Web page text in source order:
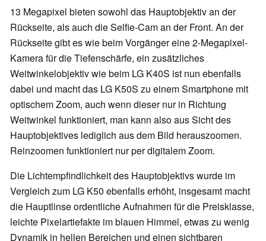
13 Megapixel bieten sowohl das Hauptobjektiv an der
Rückseite, als auch die Selfie-Cam an der Front. An der
Rückseite gibt es wie beim Vorgänger eine 2-Megapixel-
Kamera für die Tiefenschärfe, ein zusätzliches
Weitwinkelobjektiv wie beim LG K40S ist nun ebenfalls
dabei und macht das LG K50S zu einem Smartphone mit
optischem Zoom, auch wenn dieser nur in Richtung
Weitwinkel funktioniert, man kann also aus Sicht des
Hauptobjektives lediglich aus dem Bild herauszoomen.
Reinzoomen funktioniert nur per digitalem Zoom.
Die Lichtempfindlichkeit des Hauptobjektivs wurde im
Vergleich zum LG K50 ebenfalls erhöht, insgesamt macht
die Hauptlinse ordentliche Aufnahmen für die Preisklasse,
leichte Pixelartiefakte im blauen Himmel, etwas zu wenig
Dynamik in hellen Bereichen und einen sichtbaren